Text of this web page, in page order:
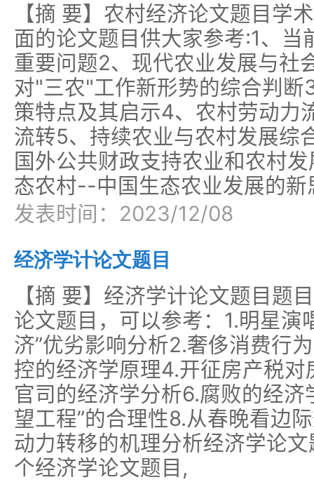
【摘 要】农村经济论文题目学
面的论文题目供大家参考:1、
重要问题2、现代农业发展与社
对"三农"工作新形势的综合判
策特点及其启示4、农村劳动力
流转5、持续农业与农村发展综
国外公共财政支持农业和农村
态农村--中国生态农业发展的新
发表时间：2023/12/08
经济学计论文题目
【摘 要】经济学计论文题目题
论文题目，可以参考：1.明星演
济”优劣影响分析2.奢侈消费行
控的经济学原理4.开征房产税
官司的经济学分析6.腐败的经济
望工程”的合理性8.从春晚看边
动力转移的机理分析经济学论
个经济学论文题目,